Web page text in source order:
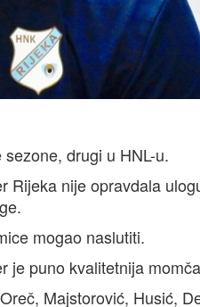
drugi u HNL-u.
Rijeka nije opravdala
mogao naslutiti.
je puno kvalitetnija
Majstorović, Husić,